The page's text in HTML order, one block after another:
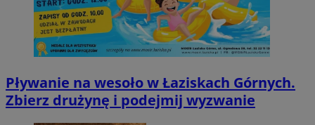
Pływanie na wesoło w Łaziskach Górnych.
Zbierz drużynę i podejmij wyzwanie